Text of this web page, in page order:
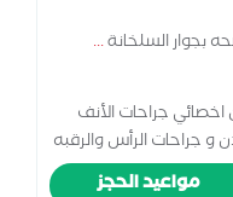
السلخانة...
اخصائي جراحات الأنف
و جراحات الرأس والرقبه
مواعيد الحجز